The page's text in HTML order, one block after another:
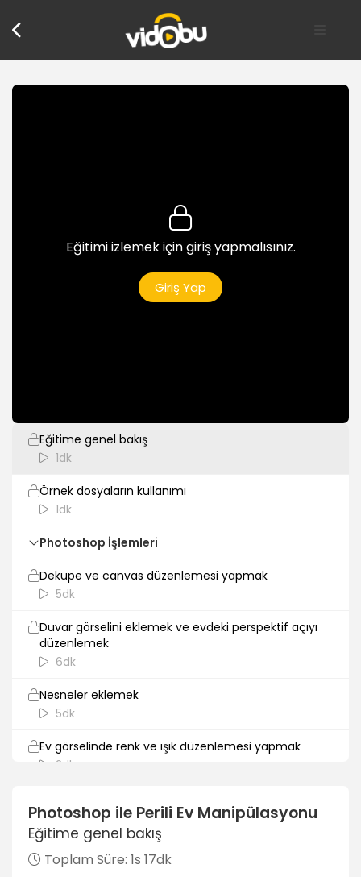
Eğitimi izlemek için giriş yapmalısınız.
Giriş Yap
Eğitime genel bakış
1dk
Örnek dosyaların kullanımı
1dk
Photoshop İşlemleri
Dekupe ve canvas düzenlemesi yapmak
5dk
Duvar görselini eklemek ve evdeki perspektif açıyı
düzenlemek
6dk
Nesneler eklemek
5dk
Ev görselinde renk ve ışık düzenlemesi yapmak
2dk
1dk
2dk
Photoshop ile Perili Ev Manipülasyonu
Eğitime genel bakış
Toplam Süre: 1s 17dk